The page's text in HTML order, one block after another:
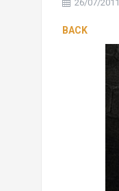
26/07/2011
BACK